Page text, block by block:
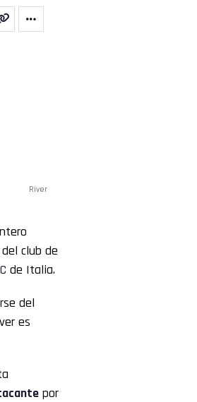
River
club de
de Italia.
del
es
por